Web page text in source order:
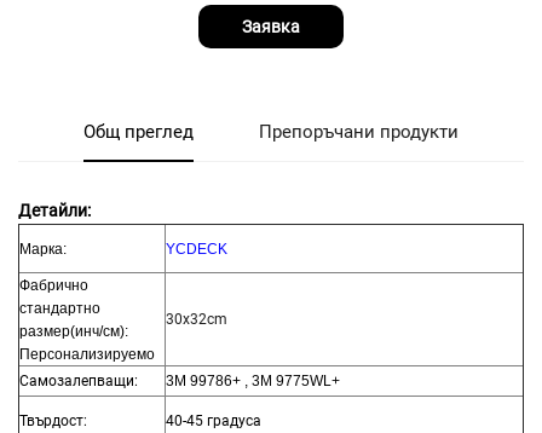
Заявка
Общ преглед Препоръчани продукти
Детайли:
Марка: YCDECK
Фабрично
стандартно
размер(инч/см):
Персонализируемо
30x32cm
Самозалепващи: 3M 99786+ , 3M 9775WL+
Твърдост: 40-45 градуса